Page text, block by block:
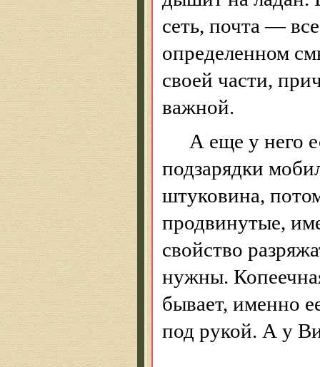
сеть, почта —
определенном
своей части,
важной.
А еще у него
подзарядки
штуковина,
продвинутые,
свойство
нужны.
бывает, именно
под рукой. А у